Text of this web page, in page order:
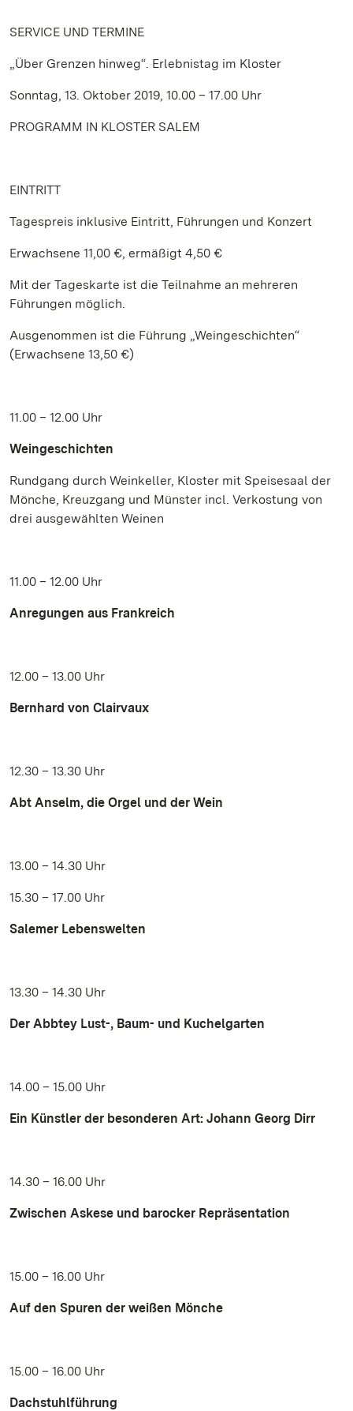
SERVICE UND TERMINE
„Über Grenzen hinweg“. Erlebnistag im Kloster
Sonntag, 13. Oktober 2019, 10.00 – 17.00 Uhr
PROGRAMM IN KLOSTER SALEM
EINTRITT
Tagespreis inklusive Eintritt, Führungen und Konzert
Erwachsene 11,00 €, ermäßigt 4,50 €
Mit der Tageskarte ist die Teilnahme an mehreren
Führungen möglich.
Ausgenommen ist die Führung „Weingeschichten“
(Erwachsene 13,50 €)
11.00 – 12.00 Uhr
Weingeschichten
Rundgang durch Weinkeller, Kloster mit Speisesaal der
Mönche, Kreuzgang und Münster incl. Verkostung von
drei ausgewählten Weinen
11.00 – 12.00 Uhr
Anregungen aus Frankreich
12.00 – 13.00 Uhr
Bernhard von Clairvaux
12.30 – 13.30 Uhr
Abt Anselm, die Orgel und der Wein
13.00 – 14.30 Uhr
15.30 – 17.00 Uhr
Salemer Lebenswelten
13.30 – 14.30 Uhr
Der Abbtey Lust-, Baum- und Kuchelgarten
14.00 – 15.00 Uhr
Ein Künstler der besonderen Art: Johann Georg Dirr
14.30 – 16.00 Uhr
Zwischen Askese und barocker Repräsentation
15.00 – 16.00 Uhr
Auf den Spuren der weißen Mönche
15.00 – 16.00 Uhr
Dachstuhlführung